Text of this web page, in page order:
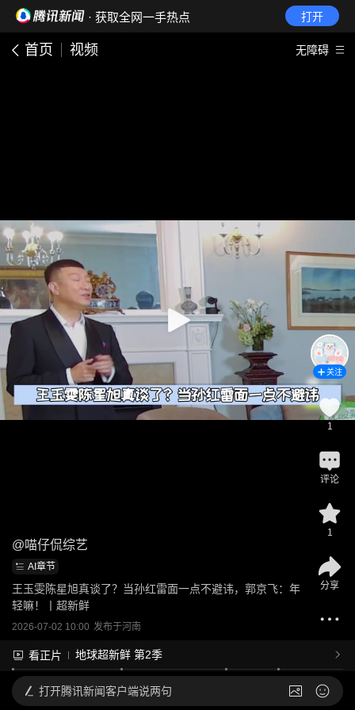
· 获取全网一手热点 打开
首页 视频 无障碍
@喵仔侃综艺
AI章节
王玉雯陈星旭真谈了？当孙红雷面一点不避讳，郭京飞：年
轻嘛！丨超新鲜
2026-07-02 10:00 发布于河南
看正片 地球超新鲜 第2季
关注
1
评论
1
分享
打开腾讯新闻客户端说两句